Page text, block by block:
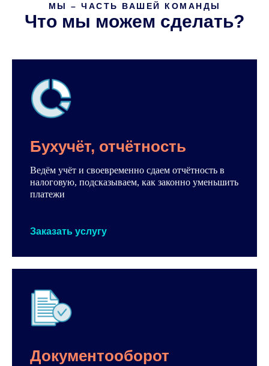
МЫ – ЧАСТЬ ВАШЕЙ КОМАНДЫ
Что мы можем сделать?
Бухучёт, отчётность
Ведём учёт и своевременно сдаем отчётность в
налоговую, подсказываем, как законно уменьшить
платежи
Заказать услугу
Документооборот